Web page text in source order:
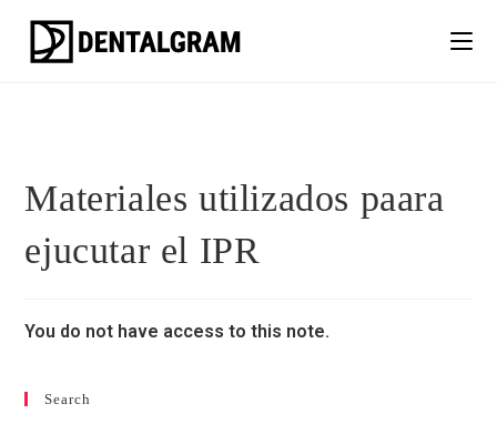
Materiales utilizados paara
ejucutar el IPR
You do not have access to this note.
Search